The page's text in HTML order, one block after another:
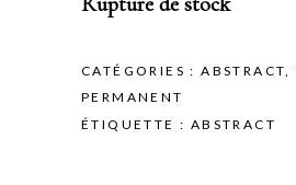
CATÉGORIES :ABSTRACT,
PERMANENT
ÉTIQUETTE : ABSTRACT